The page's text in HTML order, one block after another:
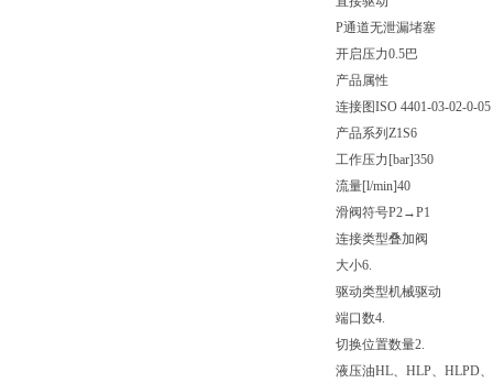
P通道无泄漏堵塞
开启压力0.5巴
产品属性
连接图ISO 4401-03-02-0-05
产品系列 Z1S6
工作压力[bar]350
流量[l/min]40
滑阀符号P2→P1
连接类型叠加阀
大小6.
驱动类型机械驱动
端口数4.
切换位置数量2.
液压油HL、HLP、HLPD